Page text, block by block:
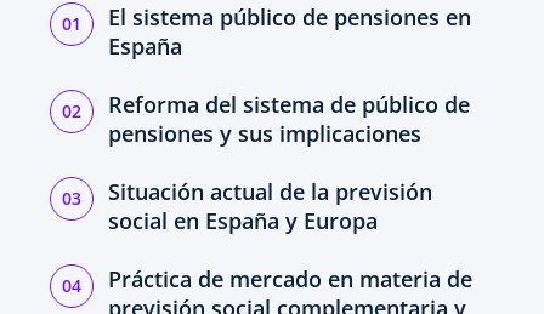
El sistema público de pensiones en
España
Reforma del sistema de público de
pensiones y sus implicaciones
Situación actual de la previsión
social en España y Europa
Práctica de mercado en materia de
previsión social complementaria y